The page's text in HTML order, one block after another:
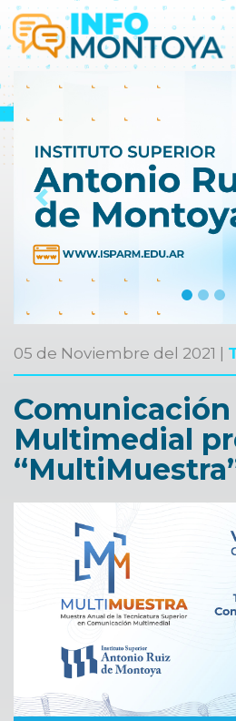
Previous
05 de Noviembre del 2021 |
Comunicación
Multimedial